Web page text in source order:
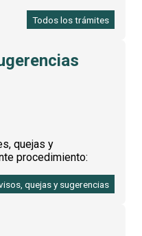
Todos los trámites
quejas y
procedimiento:
quejas y sugerencias